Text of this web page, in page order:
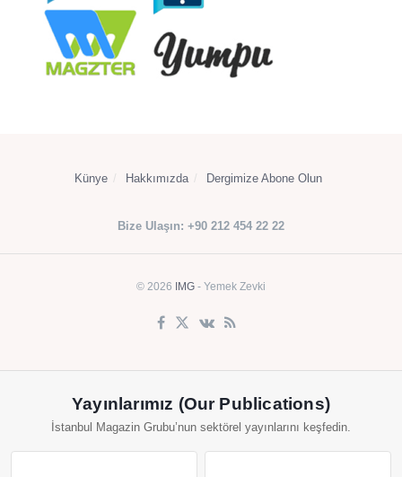
Künye Hakkımızda Dergimize Abone Olun
Bize Ulaşın: +90 212 454 22 22
© 2026 IMG - Yemek Zevki
Yayınlarımız (Our Publications)
İstanbul Magazin Grubu’nun sektörel yayınlarını keşfedin.